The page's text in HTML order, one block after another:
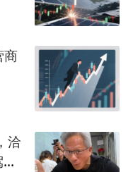
商
洽